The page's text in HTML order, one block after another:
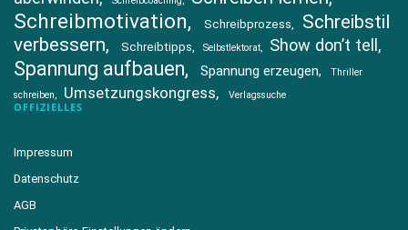
Schreibmotivation Schreibprozess
Schreibstil
verbessern
Schreibtipps Selbstlektorat Show don’t tell
Spannung aufbauen Spannung erzeugen
Thriller
schreiben
Umsetzungskongress Verlagssuche
OFFIZIELLES
Impressum
Datenschutz
AGB